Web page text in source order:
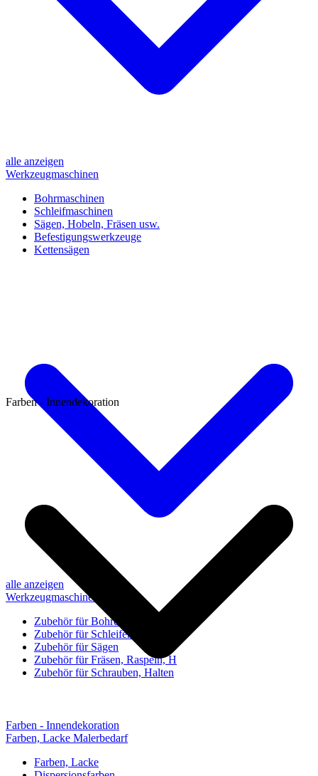
alle anzeigen
Werkzeugmaschinen
Bohrmaschinen
Schleifmaschinen
Sägen, Hobeln, Fräsen usw.
Befestigungswerkzeuge
Kettensägen
alle anzeigen
Werkzeugmaschinen-Zubehör
Zubehör für Bohren, Bohrhilfen
Zubehör für Schleifen, Poliere
Zubehör für Sägen
Zubehör für Fräsen, Raspeln, H
Zubehör für Schrauben, Halten
Farben - Innendekoration
Farben - Innendekoration
Farben, Lacke Malerbedarf
Farben, Lacke